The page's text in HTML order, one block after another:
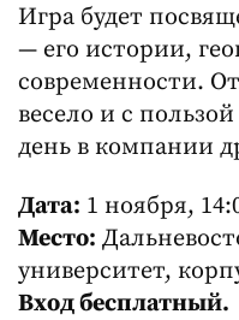
Игра будет
— его истории,
современности.
весело и с
день в компании
Дата: 1 ноября,
Место:
университет,
Вход бесплатный.